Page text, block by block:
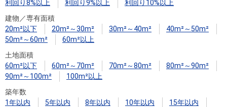
利回り8%以上
利回り9%以上
利回り10%以上
建物／専有面積
20m²以下
20m²～30m² 30m²～40m²
40m²～50m²
50m²～60m²
60m²以上
土地面積
60m²以下
60m²～70m² 70m²～80m²
80m²～90m²
90m²～100m²
100m²以上
築年数
1年以内
5年以内 8年以内 10年以内
15年以内